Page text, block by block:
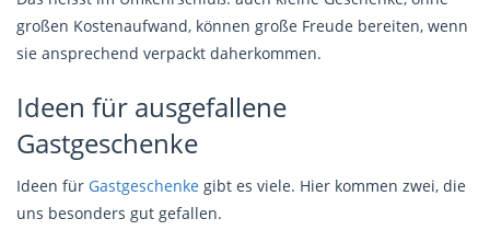
großen Kostenaufwand, können große Freude bereiten, wenn
sie ansprechend verpackt daherkommen.
Ideen für ausgefallene
Gastgeschenke
Ideen für Gastgeschenke gibt es viele. Hier kommen zwei, die
uns besonders gut gefallen.